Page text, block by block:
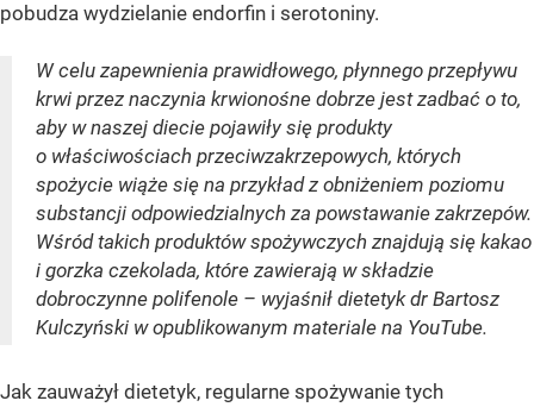
pobudza wydzielanie endorfin i serotoniny.
W celu zapewnienia prawidłowego, płynnego przepływu
krwi przez naczynia krwionośne dobrze jest zadbać o to,
aby w naszej diecie pojawiły się produkty
o właściwościach przeciwzakrzepowych, których
spożycie wiąże się na przykład z obniżeniem poziomu
substancji odpowiedzialnych za powstawanie zakrzepów.
Wśród takich produktów spożywczych znajdują się kakao
i gorzka czekolada, które zawierają w składzie
dobroczynne polifenole – wyjaśnił dietetyk dr Bartosz
Kulczyński w opublikowanym materiale na YouTube.
Jak zauważył dietetyk, regularne spożywanie tych